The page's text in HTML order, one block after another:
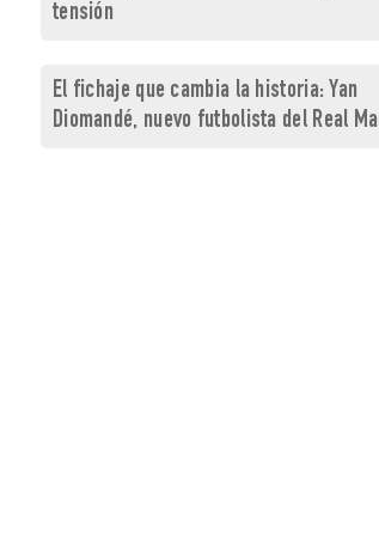
tensión
El fichaje que cambia la historia: Yan
Diomandé, nuevo futbolista del Real